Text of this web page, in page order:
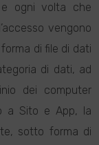
ogni volta che
vengono
di file di dati
di dati, ad
dei computer
a Sito e App, la
sotto forma di